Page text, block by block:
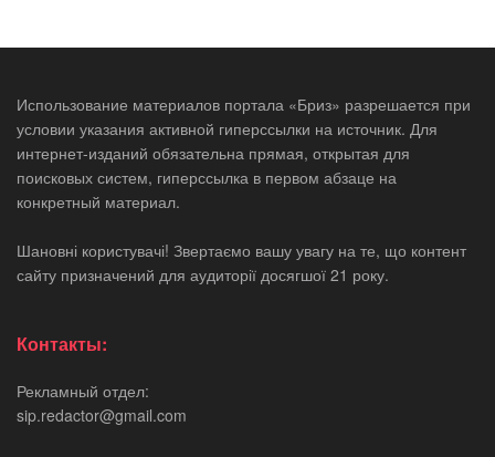
Использование материалов портала «Бриз» разрешается при
условии указания активной гиперссылки на источник. Для
интернет-изданий обязательна прямая, открытая для
поисковых систем, гиперссылка в первом абзаце на
конкретный материал.
Шановні користувачі! Звертаємо вашу увагу на те, що контент
сайту призначений для аудиторії досягшої 21 року.
Контакты:
Рекламный отдел:
sip.redactor@gmail.com